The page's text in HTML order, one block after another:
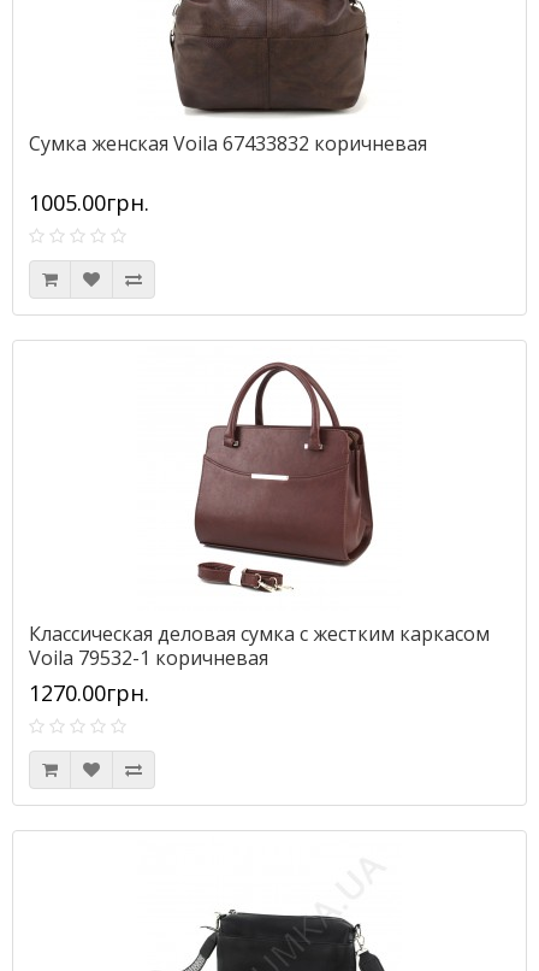
Сумка женская Voila 67433832 коричневая
1005.00грн.
Классическая деловая сумка с жестким каркасом
Voila 79532-1 коричневая
1270.00грн.